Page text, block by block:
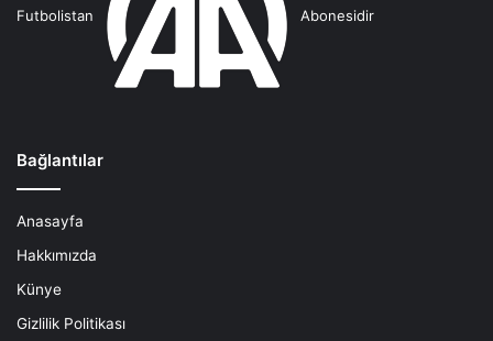
Futbolistan Abonesidir
Bağlantılar
Anasayfa
Hakkımızda
Künye
Gizlilik Politikası